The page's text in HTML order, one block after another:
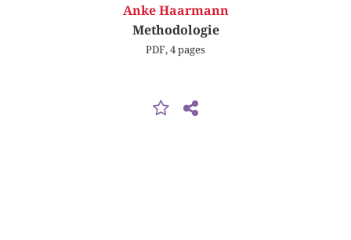
Anke Haarmann
Methodologie
PDF, 4 pages